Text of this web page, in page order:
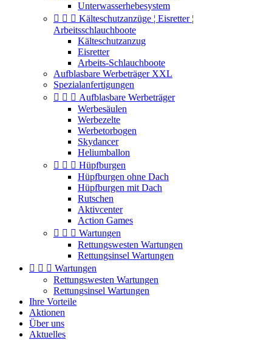
Unterwasserhebesystem
   Kälteschutzanzüge ¦ Eisretter ¦
Arbeitsschlauchboote
Kälteschutzanzug
Eisretter
Arbeits-Schlauchboote
Aufblasbare Werbeträger XXL
Spezialanfertigungen
   Aufblasbare Werbeträger
Werbesäulen
Werbezelte
Werbetorbogen
Skydancer
Heliumballon
   Hüpfburgen
Hüpfburgen ohne Dach
Hüpfburgen mit Dach
Rutschen
Aktivcenter
Action Games
   Wartungen
Rettungswesten Wartungen
Rettungsinsel Wartungen
   Wartungen
Rettungswesten Wartungen
Rettungsinsel Wartungen
Ihre Vorteile
Aktionen
Über uns
Aktuelles